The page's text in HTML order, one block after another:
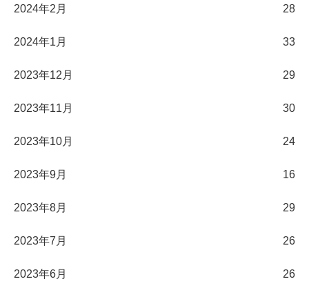
2024年2月 28
2024年1月 33
2023年12月 29
2023年11月 30
2023年10月 24
2023年9月 16
2023年8月 29
2023年7月 26
2023年6月 26